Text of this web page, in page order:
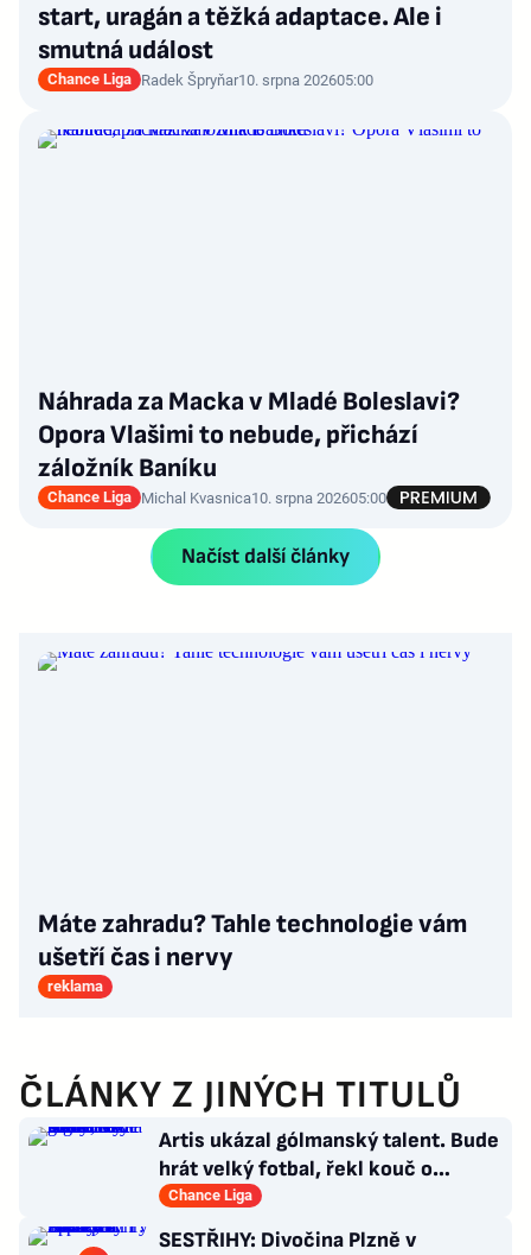
start, uragán a těžká adaptace. Ale i
smutná událost
Chance Liga Radek Špryňar10. srpna 202605:00
Náhrada za Macka v Mladé Boleslavi?
Opora Vlašimi to nebude, přichází
záložník Baníku
Chance Liga Michal Kvasnica10. srpna 202605:00
Načíst další články
Máte zahradu? Tahle technologie vám
ušetří čas i nervy
reklama
ČLÁNKY Z JINÝCH TITULŮ
Artis ukázal gólmanský talent. Bude
hrát velký fotbal, řekl kouč o
Kašíkovi. Body ale má Sigma
Chance Liga
SESTŘIHY: Divočina Plzně v